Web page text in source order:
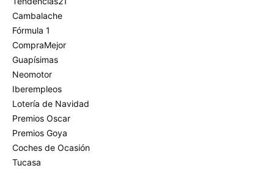
Cambalache
Fórmula 1
CompraMejor
Guapísimas
Neomotor
Iberempleos
Lotería de Navidad
Premios Oscar
Premios Goya
Coches de Ocasión
Tucasa